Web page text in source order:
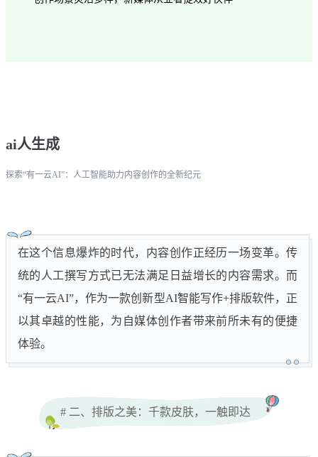
ai人生成
探索“有一云AI”：人工智能助力内容创作的全新纪元
在这个信息爆炸的时代，内容创作正经历一场变革。传
统的人工撰写方式已无法满足日益增长的内容需求。而
“有一云AI”，作为一款创新型AI智能写作+排版软件，正
以其卓越的性能，为自媒体创作者带来前所未有的便捷
体验。
# 二、排版之美：千款皮肤，一触即达